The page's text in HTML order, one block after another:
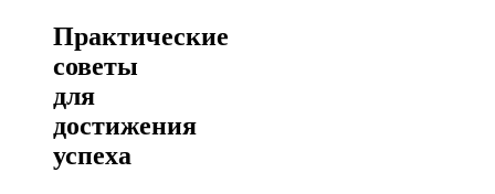
Практические
советы
для
достижения
успеха